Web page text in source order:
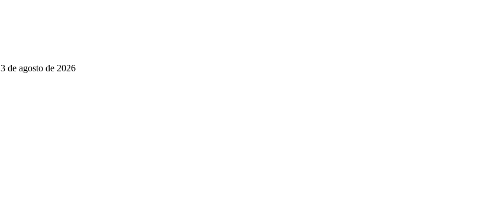
3 de agosto de 2026